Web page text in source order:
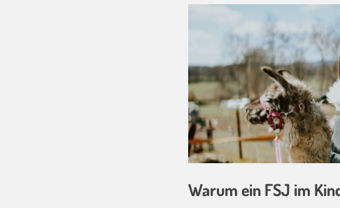
Warum ein FSJ im